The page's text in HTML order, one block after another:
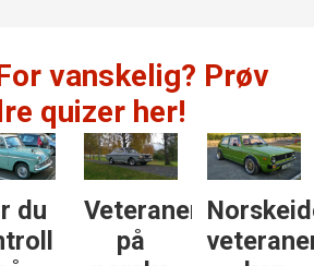
vanskelig? Prøv
quizer her!
du
Veteraner
på